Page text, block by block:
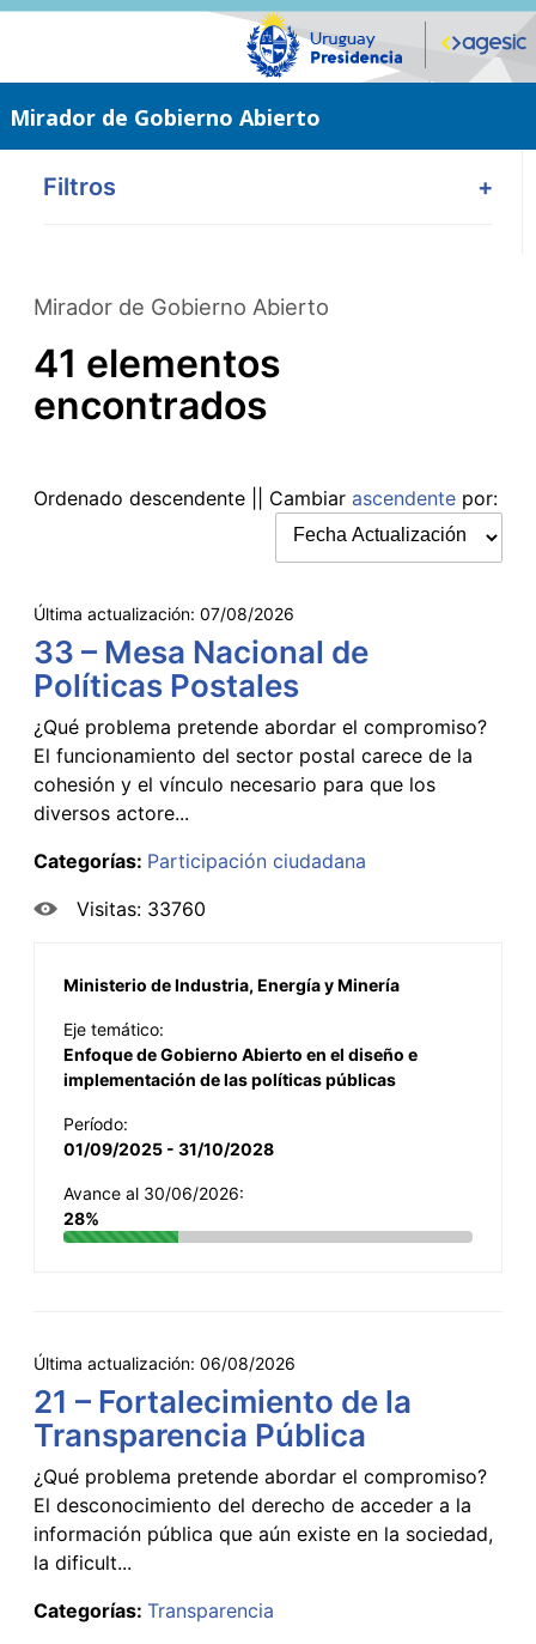
Saltar
Mirador de Gobierno Abierto
Filtros +
Mirador de Gobierno Abierto
41 elementos
encontrados
Ordenado descendente || Cambiar ascendente por:
Última actualización: 07/08/2026
33 – Mesa Nacional de
Políticas Postales
¿Qué problema pretende abordar el compromiso?
El funcionamiento del sector postal carece de la
cohesión y el vínculo necesario para que los
diversos actore...
Categorías: Participación ciudadana
Visitas: 33760
Ministerio de Industria, Energía y Minería
Eje temático:
Enfoque de Gobierno Abierto en el diseño e
implementación de las políticas públicas
Período:
01/09/2025 - 31/10/2028
Avance al 30/06/2026:
28%
Última actualización: 06/08/2026
21 – Fortalecimiento de la
Transparencia Pública
¿Qué problema pretende abordar el compromiso?
El desconocimiento del derecho de acceder a la
información pública que aún existe en la sociedad,
la dificult...
Categorías: Transparencia